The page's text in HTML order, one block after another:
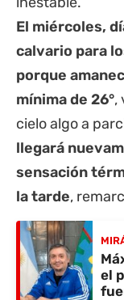
El miércoles,
calvario para
porque
mínima de 26°,
cielo algo a
llegará
sensación
la tarde,
el